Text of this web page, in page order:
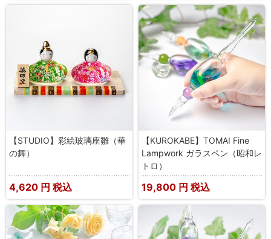
【STUDIO】彩絵玻璃座雛（華
の舞）
4,620 円 税込
【KUROKABE】TOMAI Fine
Lampwork ガラスペン（昭和レ
トロ）
19,800 円 税込